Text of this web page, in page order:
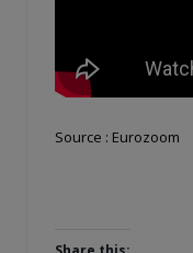
Source : Eurozoom